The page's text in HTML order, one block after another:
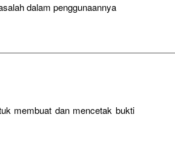
dalam penggunaannya
membuat dan mencetak bukti